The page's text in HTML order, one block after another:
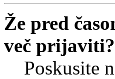
Že pred
več
Poskusite